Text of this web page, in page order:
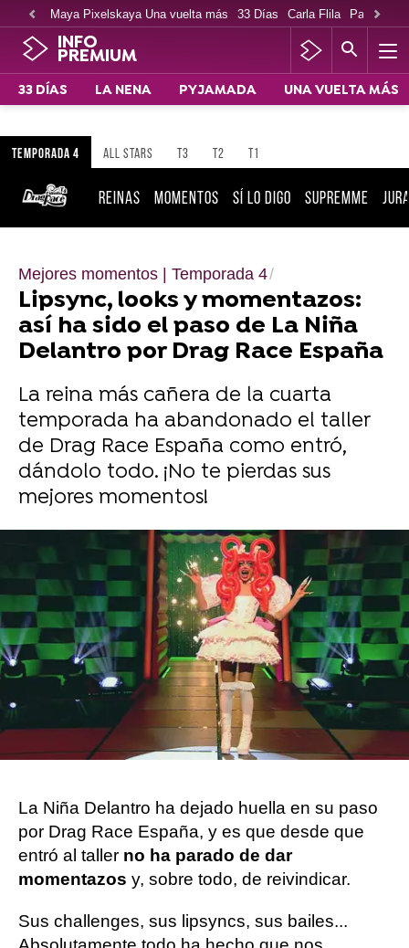
Maya Pixelskaya Una vuelta más 33 Días Carla Flila Paco
INFO
PREMIUM
33 DÍAS LA NENA PYJAMADA UNA VUELTA MÁS
TEMPORADA 4 ALL STARS T3 T2 T1
REINAS MOMENTOS SÍ LO DIGO SUPREMME
Mejores momentos | Temporada 4
Lipsync, looks y momentazos:
así ha sido el paso de La Niña
Delantro por Drag Race España
La reina más cañera de la cuarta
temporada ha abandonado el taller
de Drag Race España como entró,
dándolo todo. ¡No te pierdas sus
mejores momentos!
Sara Ruiz
Publicado:04 de diciembre de 2024, 17:01
WhatsappFacebook Flipboard
La Niña Delantro ha dejado huella en su paso
por Drag Race España, y es que desde que
entró al taller no ha parado de dar
momentazos y, sobre todo, de reivindicar.
Sus challenges, sus lipsyncs, sus bailes...